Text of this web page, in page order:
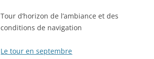
Tour d’horizon de l’ambiance et des
conditions de navigation
Le tour en septembre